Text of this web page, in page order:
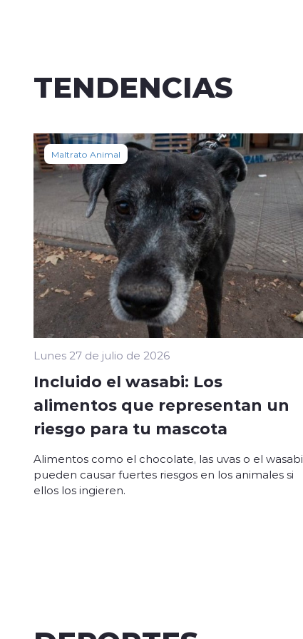
TENDENCIAS
Maltrato Animal
Lunes 27 de julio de 2026
Incluido el wasabi: Los
alimentos que representan un
riesgo para tu mascota
Alimentos como el chocolate, las uvas o el wasabi
pueden causar fuertes riesgos en los animales si
ellos los ingieren.